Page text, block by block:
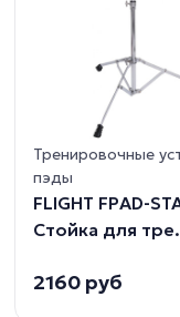
Тренировочные
пэды
FLIGHT FPAD-
Стойка для
2160 руб